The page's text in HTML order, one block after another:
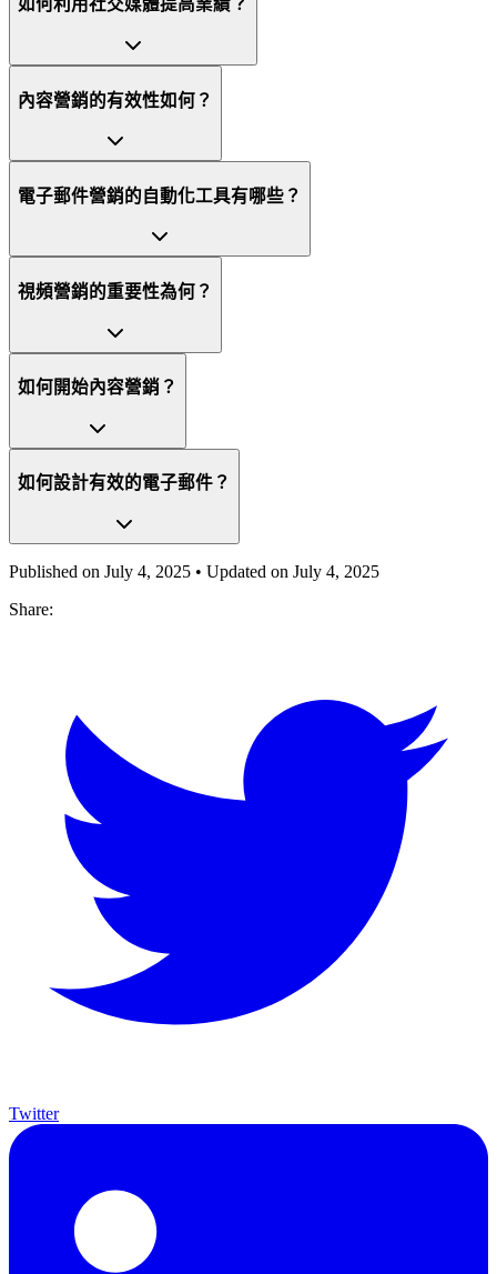
如何利用社交媒體提高業績？
內容營銷的有效性如何？
電子郵件營銷的自動化工具有哪些？
視頻營銷的重要性為何？
如何開始內容營銷？
如何設計有效的電子郵件？
Published on July 4, 2025 • Updated on July 4, 2025
Share:
Twitter